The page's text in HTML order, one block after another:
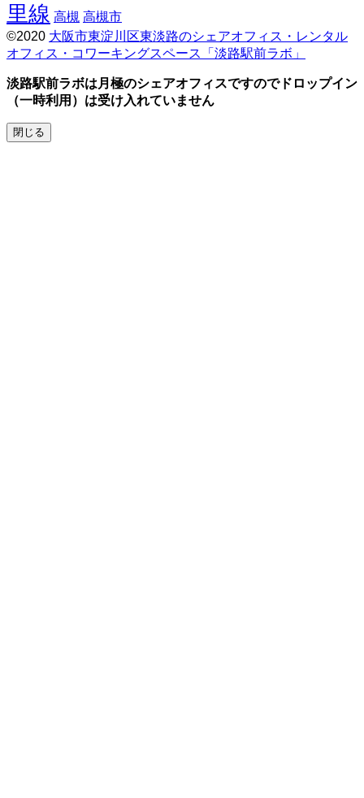
里線 高槻 高槻市
©2020 大阪市東淀川区東淡路のシェアオフィス・レンタル
オフィス・コワーキングスペース「淡路駅前ラボ」
parallax
theme
FameThemes
淡路駅前ラボは月極のシェアオフィスですのでドロップイン
（一時利用）は受け入れていません
閉じる